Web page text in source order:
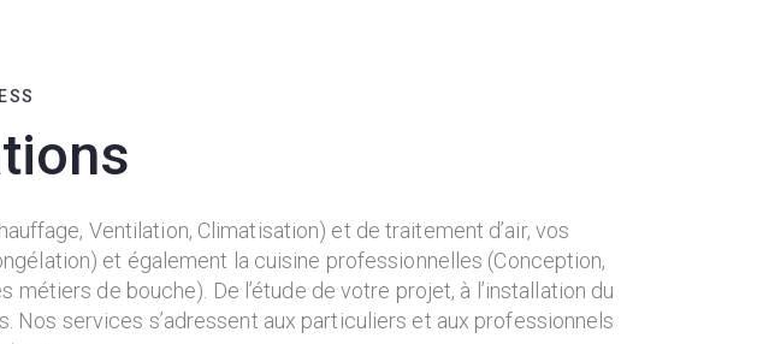
Ventilation, Climatisation) et de traitement d’air, vos
et également la cuisine professionnelles (Conception,
de bouche). De l’étude de votre projet, à l’installation du
Nos services s’adressent aux particuliers et aux professionnels